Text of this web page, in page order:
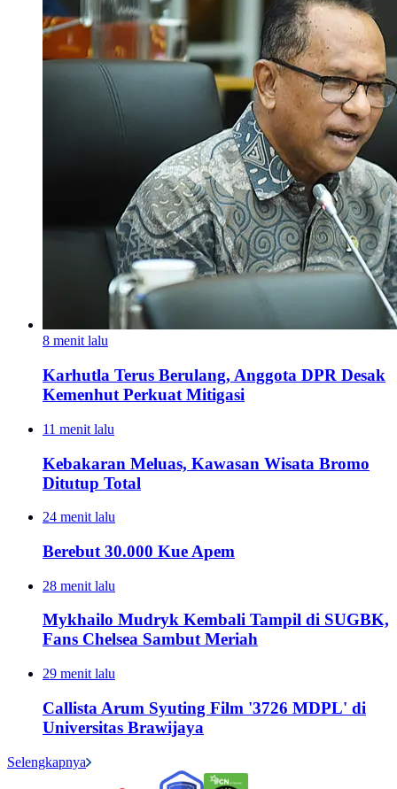
8 menit lalu
Karhutla Terus Berulang, Anggota DPR Desak
Kemenhut Perkuat Mitigasi
11 menit lalu
Kebakaran Meluas, Kawasan Wisata Bromo
Ditutup Total
24 menit lalu
Berebut 30.000 Kue Apem
28 menit lalu
Mykhailo Mudryk Kembali Tampil di SUGBK,
Fans Chelsea Sambut Meriah
29 menit lalu
Callista Arum Syuting Film '3726 MDPL' di
Universitas Brawijaya
Selengkapnya